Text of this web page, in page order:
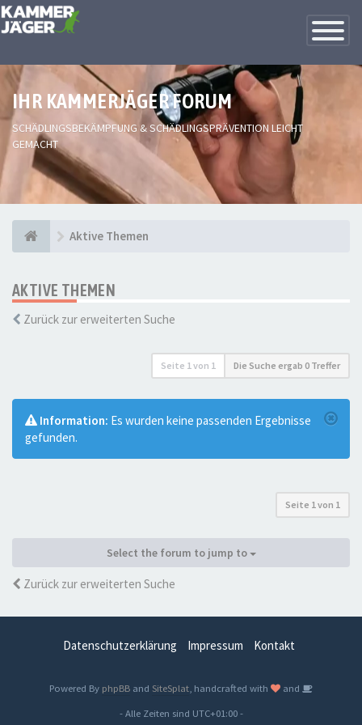
Toggle
IHR KAMMERJÄGER FORUM
SCHÄDLINGSBEKÄMPFUNG & SCHÄDLINGSPRÄVENTION LEICHT
GEMACHT
Aktive Themen
AKTIVE THEMEN
Zurück zur erweiterten Suche
Seite 1von 1 Die Suche ergab 0 Treffer
Information: Es wurden keine passenden Ergebnisse
gefunden.
Seite 1von 1
Select the forum to jump to
Zurück zur erweiterten Suche
Datenschutzerklärung Impressum Kontakt
Powered By phpBB and SiteSplat , handcrafted with
and
- Alle Zeiten sind UTC+01:00-